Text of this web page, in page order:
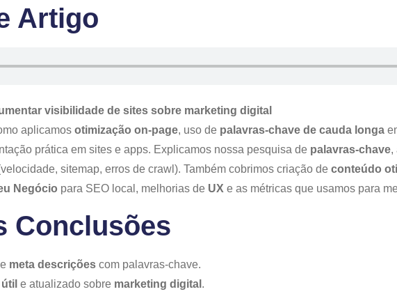
Artigo
visibilidade de sites sobre marketing digital
aplicamos otimização on‑page, uso de palavras‑chave de cauda longa
prática em sites e apps. Explicamos nossa pesquisa de palavras‑chave,
sitemap, erros de crawl). Também cobrimos criação de conteúdo
Negócio para SEO local, melhorias de UX e as métricas que usamos para
Conclusões
e meta descrições com palavras‑chave.
e atualizado sobre marketing digital .